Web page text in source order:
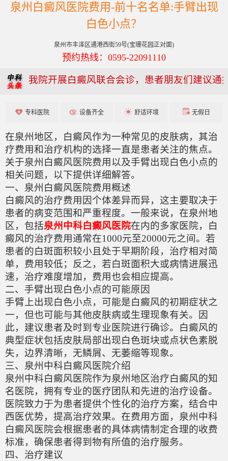
泉州白癜风医院费用-前十名名单:手臂出现
白色小点？
泉州市丰泽区通港西街59号(宝珊花园正对面)
预约热线：0595-22091110
我院开展白癜风联合会诊，患者朋友们建议通
专科医院 设备齐全 舒适环境 无假日
在泉州地区，白癜风作为一种常见的皮肤病，其治
疗费用和治疗机构的选择一直是患者关注的焦点。
关于泉州白癜风医院费用以及手臂出现白色小点的
相关问题，以下提供详细解答。
一、泉州白癜风医院费用概述
白癜风的治疗费用因个体差异而异，这主要取决于
患者的病变范围和严重程度。一般来说，在泉州地
区，包括泉州中科白癜风医院在内的多家医院，白
癜风的治疗费用通常在1000元至20000元之间。若
患者的白斑面积较小且处于早期阶段，治疗相对简
单，费用较低；反之，若白斑面积大或病情进展迅
速，治疗难度增加，费用也会相应提高。
二、手臂出现白色小点的可能原因
手臂上出现白色小点，可能是白癜风的初期症状之
一，但也可能与其他皮肤病或生理现象有关。因
此，建议患者及时到专业医院进行确诊。白癜风的
典型症状包括皮肤局部出现白色斑块或点状色素脱
失，边界清晰，无鳞屑、无萎缩等现象。
三、泉州中科白癜风医院介绍
泉州中科白癜风医院作为泉州地区治疗白癜风的知
名医院，拥有专业的医疗团队和先进的治疗设备。
医院致力于为患者提供个性化的治疗方案，结合中
西医优势，提高治疗效果。在费用方面，泉州中科
白癜风医院会根据患者的具体病情制定合理的收费
标准，确保患者得到物有所值的治疗服务。
四、治疗建议